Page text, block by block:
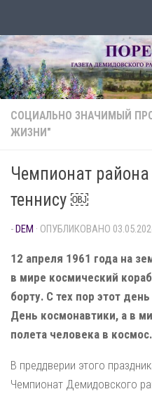
СОЦИАЛЬНО ЗНАЧИМЫЙ
ЖИЗНИ"
Чемпионат
теннису ￼
-DEM · ОПУБЛИКОВАНО
12 апреля 1961 года на
в мире космический
борту. С тех пор этот
День космонавтики, а в
полета человека в космос.
В преддверии этого
Чемпионат Демидовского